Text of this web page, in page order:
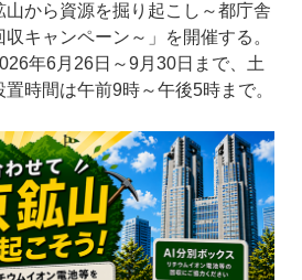
から資源を掘り起こし～都庁舎
キャンペーン～」を開催する。
年6月26日～9月30日まで、土
時間は午前9時～午後5時まで。